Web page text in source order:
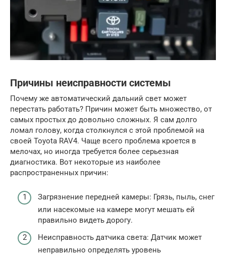
Причины неисправности системы
Почему же автоматический дальний свет может
перестать работать? Причин может быть множество, от
самых простых до довольно сложных. Я сам долго
ломал голову, когда столкнулся с этой проблемой на
своей Toyota RAV4. Чаще всего проблема кроется в
мелочах, но иногда требуется более серьезная
диагностика. Вот некоторые из наиболее
распространенных причин:
Загрязнение передней камеры: Грязь, пыль, снег
или насекомые на камере могут мешать ей
правильно видеть дорогу.
Неисправность датчика света: Датчик может
неправильно определять уровень